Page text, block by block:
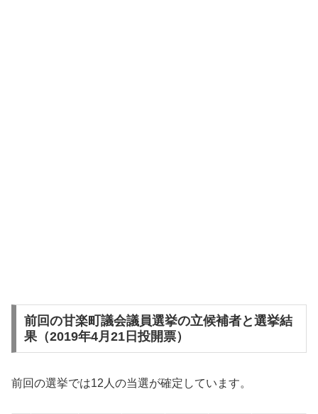
前回の甘楽町議会議員選挙の立候補者と選挙結
果（2019年4月21日投開票）
前回の選挙では12人の当選が確定しています。